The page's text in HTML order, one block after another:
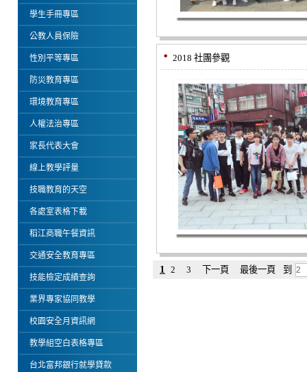
學生手冊專區
公教人員保險
性別平等專區
防災教育專區
環境教育專區
人權法治專區
家長代表大會
線上教學評量
技職教育的天空
各處室表格下載
稻江商職午餐資訊
交通安全教育專區
技能檢定成績查詢
業界專家協同教學
校園安全月資訊網
教學組空白表格專區
台北富邦銀行就學貸款
2018 社團參觀
1 2 3 下一頁 最後一頁 到